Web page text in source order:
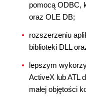
pomocą ODBC,
oraz OLE DB;
rozszerzeniu
biblioteki DLL
lepszym
ActiveX lub ATL
małej objętości